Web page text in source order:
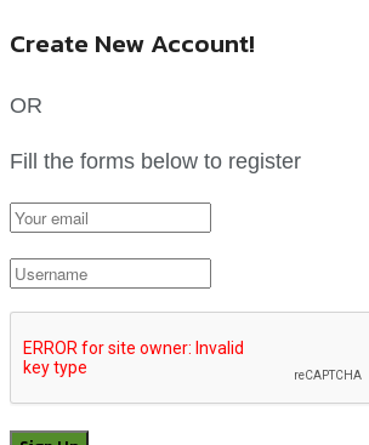
Create New Account!
OR
Fill the forms below to register